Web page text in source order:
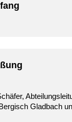
Gladbach